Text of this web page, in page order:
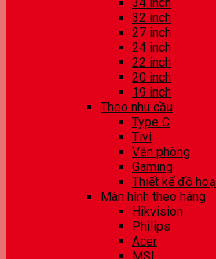
32 inch
27 inch
24 inch
22 inch
20 inch
19 inch
Theo nhu cầu
Type C
Tivi
Văn phòng
Gaming
Thiết kế đồ hoạ
Màn hình theo hãng
Hikvision
Philips
Acer